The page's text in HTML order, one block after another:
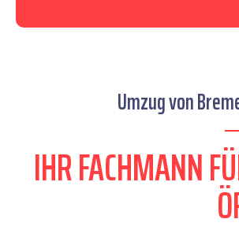
Umzug von
IHR FACHMANN